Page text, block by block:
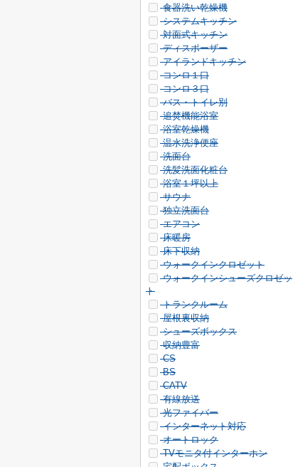
食器洗い乾燥機
システムキッチン
対面式キッチン
ディスポーザー
アイランドキッチン
コンロ１口
コンロ３口
バス・トイレ別
追焚機能浴室
浴室乾燥機
温水洗浄便座
洗面台
洗髪洗面化粧台
浴室１坪以上
サウナ
独立洗面台
エアコン
床暖房
床下収納
ウォークインクロゼット
ウォークインシューズクロゼッ
ト
トランクルーム
屋根裏収納
シューズボックス
収納豊富
CS
BS
CATV
有線放送
光ファイバー
インターネット対応
オートロック
TVモニタ付インターホン